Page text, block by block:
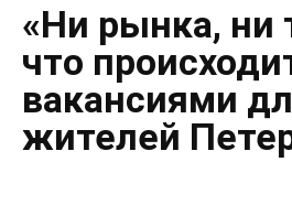
«Ни рынка, ни
что
вакансиями
жителей